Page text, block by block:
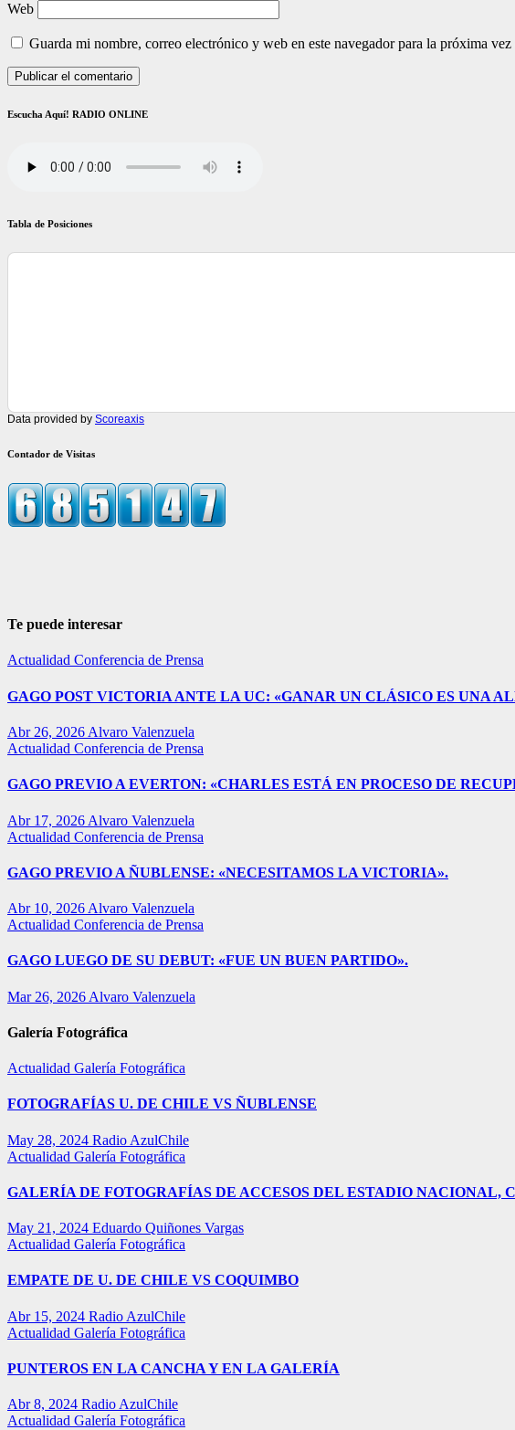
Web
Guarda mi nombre, correo electrónico y web en este navegador para la próxima vez
Escucha Aquí! RADIO ONLINE
Tabla de Posiciones
Data provided by Scoreaxis
Contador de Visitas
Te puede interesar
Actualidad Conferencia de Prensa
GAGO POST VICTORIA ANTE LA UC: «GANAR UN CLÁSICO ES UNA
Abr 26, 2026 Alvaro Valenzuela
Actualidad Conferencia de Prensa
GAGO PREVIO A EVERTON: «CHARLES ESTÁ EN PROCESO DE
Abr 17, 2026 Alvaro Valenzuela
Actualidad Conferencia de Prensa
GAGO PREVIO A ÑUBLENSE: «NECESITAMOS LA VICTORIA».
Abr 10, 2026 Alvaro Valenzuela
Actualidad Conferencia de Prensa
GAGO LUEGO DE SU DEBUT: «FUE UN BUEN PARTIDO».
Mar 26, 2026 Alvaro Valenzuela
Galería Fotográfica
Actualidad Galería Fotográfica
FOTOGRAFÍAS U. DE CHILE VS ÑUBLENSE
May 28, 2024 Radio AzulChile
Actualidad Galería Fotográfica
GALERÍA DE FOTOGRAFÍAS DE ACCESOS DEL ESTADIO NACIONAL,
May 21, 2024 Eduardo Quiñones Vargas
Actualidad Galería Fotográfica
EMPATE DE U. DE CHILE VS COQUIMBO
Abr 15, 2024 Radio AzulChile
Actualidad Galería Fotográfica
PUNTEROS EN LA CANCHA Y EN LA GALERÍA
Abr 8, 2024 Radio AzulChile
Actualidad Galería Fotográfica